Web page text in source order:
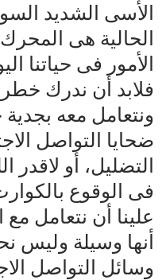
الأسى الشديد
الحالية هى
الأمور فى حياتنا
فلابد أن ندرك
ونتعامل معه
ضحايا التواصل
التضليل، أو لاقدر
فى الوقوع
علينا أن نتعامل
أنها وسيلة وليس
وسائل التواصل